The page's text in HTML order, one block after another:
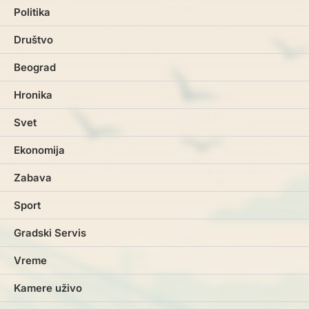
Politika
Društvo
Beograd
Hronika
Svet
Ekonomija
Zabava
Sport
Gradski Servis
Vreme
Kamere uživo